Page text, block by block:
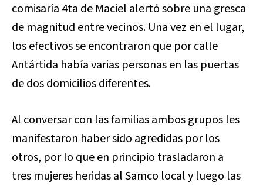
comisaría 4ta de Maciel alertó sobre una gresca
de magnitud entre vecinos. Una vez en el lugar,
los efectivos se encontraron que por calle
Antártida había varias personas en las puertas
de dos domicilios diferentes.
Al conversar con las familias ambos grupos les
manifestaron haber sido agredidas por los
otros, por lo que en principio trasladaron a
tres mujeres heridas al Samco local y luego las